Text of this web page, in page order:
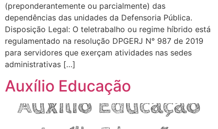
(preponderantemente ou parcialmente) das
dependências das unidades da Defensoria Pública.
Disposição Legal: O teletrabalho ou regime híbrido está
regulamentado na resolução DPGERJ N° 987 de 2019
para servidores que exerçam atividades nas sedes
administrativas […]
Auxílio Educação